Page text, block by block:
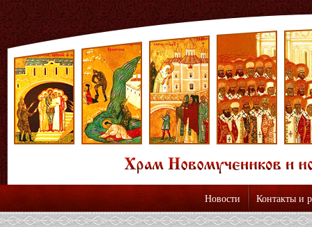
Новости Контакты и